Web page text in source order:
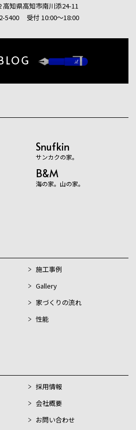
高知県高知市南川添24-11
5400
受付 10:00〜18:00
Snufkin
サンカクの家。
B&M
海の家。山の家。
施工事例
Gallery
家づくりの流れ
性能
採用情報
会社概要
お問い合わせ